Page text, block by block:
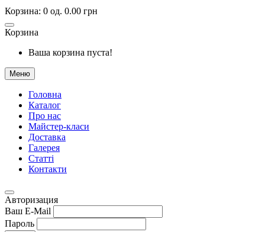
Корзина: 0 од. 0.00 грн
Корзина
Ваша корзина пуста!
Меню
Головна
Каталог
Про нас
Майстер-класи
Доставка
Галерея
Статтi
Контакти
Авторизация
Ваш E-Mail
Пароль